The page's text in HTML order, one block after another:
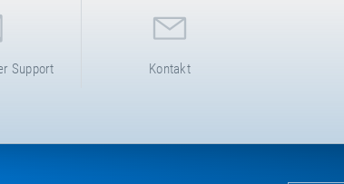
Support Kontakt